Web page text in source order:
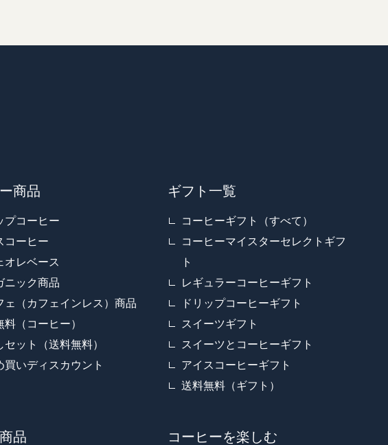
商品
プコーヒー
コーヒー
オレベース
ニック商品
ェ（カフェインレス）商品
料（コーヒー）
セット（送料無料）
買いディスカウント
品
ギフト一覧
コーヒーギフト（すべて）
コーヒーマイスターセレクトギフ
ト
レギュラーコーヒーギフト
ドリップコーヒーギフト
スイーツギフト
スイーツとコーヒーギフト
アイスコーヒーギフト
送料無料（ギフト）
コーヒーを楽しむ